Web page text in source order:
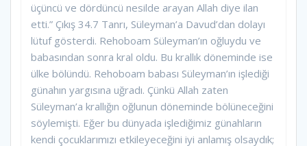
üçüncü ve dördüncü nesilde arayan Allah diye ilan
etti.” Çıkış 34.7 Tanrı, Süleyman’a Davud’dan dolayı
lütuf gösterdi. Rehoboam Süleyman’ın oğluydu ve
babasından sonra kral oldu. Bu krallık döneminde ise
ülke bölündü. Rehoboam babası Süleyman’ın işlediği
günahın yargısına uğradı. Çünkü Allah zaten
Süleyman’a krallığın oğlunun döneminde bölüneceğini
söylemişti. Eğer bu dünyada işlediğimiz günahların
kendi çocuklarımızı etkileyeceğini iyi anlamış olsaydık;